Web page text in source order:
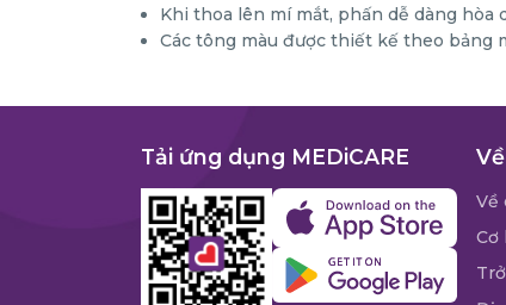
Khi thoa lên mí mắt, phấn dễ dàng hòa
Các tông màu được thiết kế theo bảng
Tải ứng dụng MEDiCARE
Về
Cơ